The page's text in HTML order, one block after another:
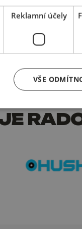
Reklamní účely
VŠE